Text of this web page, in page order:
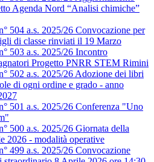
Agenda Nord “Analisi chimiche”
504 a.s. 2025/26 Convocazione per
di classe rinviati il 19 Marzo
503 a.s. 2025/26 Incontro
Progetto PNRR STEM Rimini
502 a.s. 2025/26 Adozione dei libri
di ogni ordine e grado - anno
501 a.s. 2025/26 Conferenza "Uno
500 a.s. 2025/26 Giornata della
2026 - modalità operative
499 a.s. 2025/26 Convocazione